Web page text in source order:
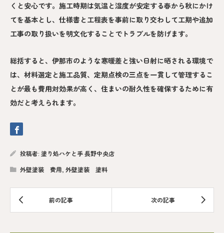
くと安心です。施工時期は気温と湿度が安定する春から秋にかけ
てを基本とし、仕様書と工程表を事前に取り交わして工期や追加
工事の取り扱いを明文化することでトラブルを防げます。
総括すると、伊那市のような寒暖差と強い日射に晒される環境で
は、材料選定と施工品質、定期点検の三点を一貫して管理するこ
とが最も費用対効果が高く、住まいの耐久性を確保するために有
効だと考えられます。
投稿者: 塗り処ハケと手 長野中央店
外壁塗装 費用, 外壁塗装 塗料